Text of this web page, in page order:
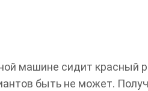
машине сидит красный
быть не может.